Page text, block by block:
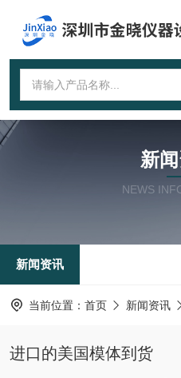
新
NEWS
新闻资讯
当前位置： 首页 新闻资讯
进口的美国模体到货